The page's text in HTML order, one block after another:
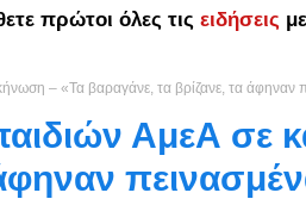
πρώτοι όλες τις ειδήσεις με
– «Τα βαραγάνε, τα βρίζανε, τα άφηναν
ΑμεΑ σε